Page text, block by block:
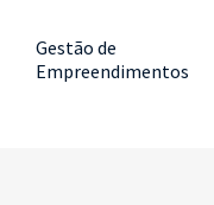
Gestão de
Empreendimentos